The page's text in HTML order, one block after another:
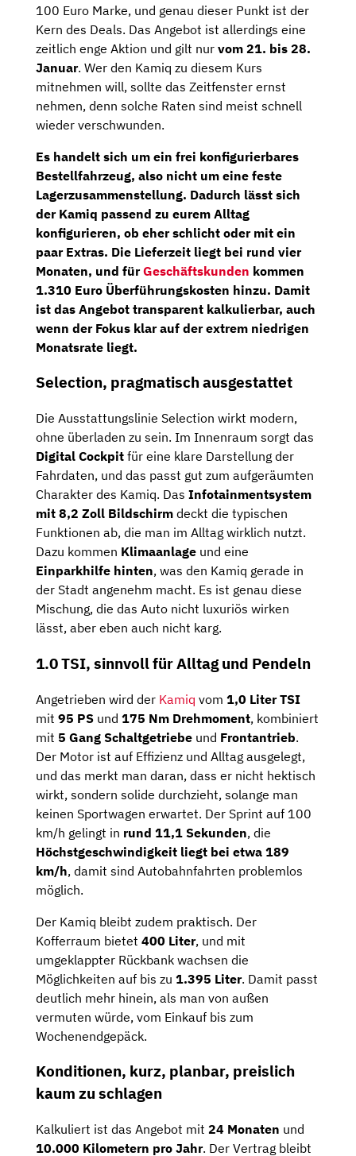
100 Euro Marke, und genau dieser Punkt ist der
Kern des Deals. Das Angebot ist allerdings eine
zeitlich enge Aktion und gilt nur vom 21. bis 28.
Januar. Wer den Kamiq zu diesem Kurs
mitnehmen will, sollte das Zeitfenster ernst
nehmen, denn solche Raten sind meist schnell
wieder verschwunden.
Es handelt sich um ein frei konfigurierbares
Bestellfahrzeug, also nicht um eine feste
Lagerzusammenstellung. Dadurch lässt sich
der Kamiq passend zu eurem Alltag
konfigurieren, ob eher schlicht oder mit ein
paar Extras. Die Lieferzeit liegt bei rund vier
Monaten, und fürGeschäftskunden kommen
1.310 Euro Überführungskosten hinzu. Damit
ist das Angebot transparent kalkulierbar, auch
wenn der Fokus klar auf der extrem niedrigen
Monatsrate liegt.
Selection, pragmatisch ausgestattet
Die Ausstattungslinie Selection wirkt modern,
ohne überladen zu sein. Im Innenraum sorgt das
Digital Cockpit für eine klare Darstellung der
Fahrdaten, und das passt gut zum aufgeräumten
Charakter des Kamiq. Das Infotainmentsystem
mit 8,2 Zoll Bildschirm deckt die typischen
Funktionen ab, die man im Alltag wirklich nutzt.
Dazu kommen Klimaanlage und eine
Einparkhilfe hinten, was den Kamiq gerade in
der Stadt angenehm macht. Es ist genau diese
Mischung, die das Auto nicht luxuriös wirken
lässt, aber eben auch nicht karg.
1.0 TSI, sinnvoll für Alltag und Pendeln
Angetrieben wird der Kamiq vom 1,0 Liter TSI
mit 95 PS und 175 Nm Drehmoment, kombiniert
mit 5 Gang Schaltgetriebe und Frontantrieb.
Der Motor ist auf Effizienz und Alltag ausgelegt,
und das merkt man daran, dass er nicht hektisch
wirkt, sondern solide durchzieht, solange man
keinen Sportwagen erwartet. Der Sprint auf 100
km/h gelingt in rund 11,1 Sekunden, die
Höchstgeschwindigkeit liegt bei etwa 189
km/h, damit sind Autobahnfahrten problemlos
möglich.
Der Kamiq bleibt zudem praktisch. Der
Kofferraum bietet 400 Liter, und mit
umgeklappter Rückbank wachsen die
Möglichkeiten auf bis zu 1.395 Liter. Damit passt
deutlich mehr hinein, als man von außen
vermuten würde, vom Einkauf bis zum
Wochenendgepäck.
Konditionen, kurz, planbar, preislich
kaum zu schlagen
Kalkuliert ist das Angebot mit 24 Monaten und
10.000 Kilometern pro Jahr. Der Vertrag bleibt